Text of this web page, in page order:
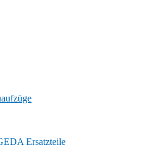
Ersatzteile